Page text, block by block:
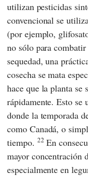
utilizan pesticidas
convencional se
(por ejemplo,
no sólo para
sequedad, una
cosecha se mata
hace que la planta se
rápidamente. Esto se
donde la temporada
como Canadá, o
tiempo. 22 En
mayor concentración
especialmente en